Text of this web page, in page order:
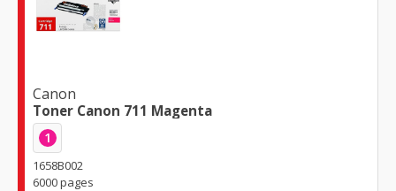
Canon
Toner Canon 711 Magenta
1
1658B002
6000 pages